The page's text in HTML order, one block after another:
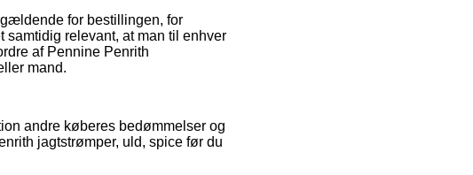
for bestillingen, for
samtidig relevant, at man til enhver
af Pennine Penrith
mand.
andre køberes bedømmelser og
jagtstrømper, uld, spice før du